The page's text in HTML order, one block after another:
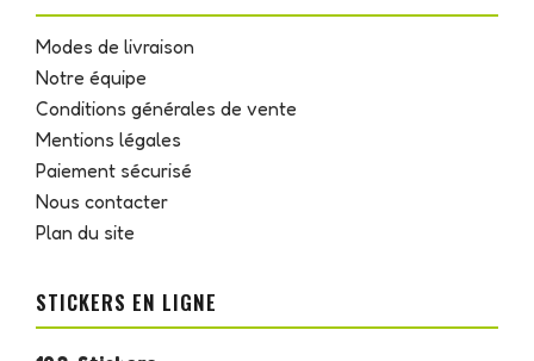
Modes de livraison
Notre équipe
Conditions générales de vente
Mentions légales
Paiement sécurisé
Nous contacter
Plan du site
STICKERS EN LIGNE